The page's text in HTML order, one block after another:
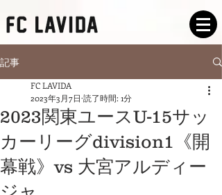
記事
2023関東ユースU-15サッ
カーリーグdivision1《開
幕戦》vs 大宮アルディー
FC LAVIDA
2023年3月7日 読了時間: 1分